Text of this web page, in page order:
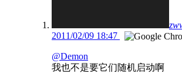
2011/02/09 18:47
@Demon
我也不是要它们随机启动啊